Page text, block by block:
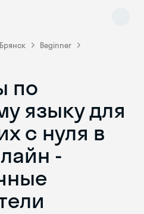
Брянск
Beginner
по
языку для
с нуля в
-